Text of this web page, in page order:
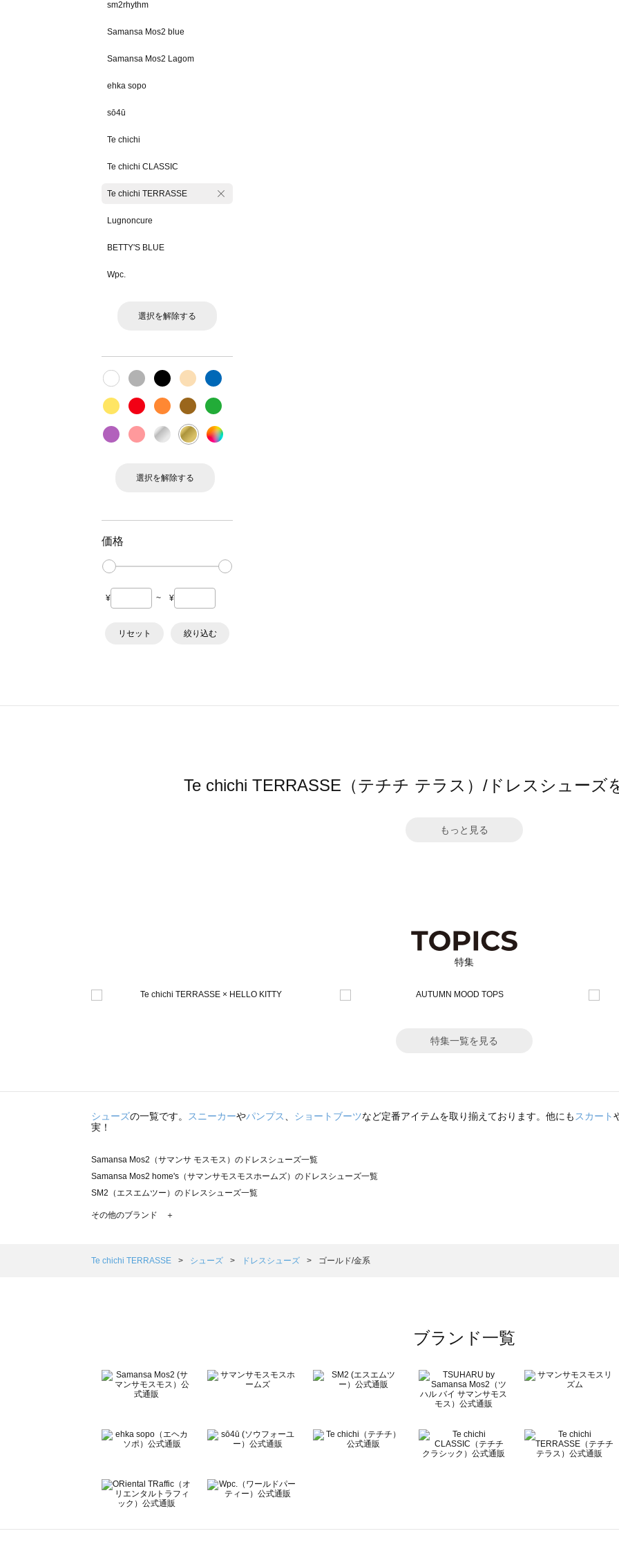
sm2rhythm
Samansa Mos2 blue
Samansa Mos2 Lagom
ehka sopo
sō4ū
Te chichi
Te chichi CLASSIC
Te chichi TERRASSE
Lugnoncure
BETTY'S BLUE
Wpc.
選択を解除する
選択を解除する
価格
¥ ~ ¥
リセット 絞り込む
Te chichi TERRASSE（テチチ テラス）/ドレスシューズ
もっと見る
特集
特集一覧を見る
シューズの一覧です。 スニーカーやパンプス ショートブーツなど定番アイテムを取り揃えております。他にも スカート
実！
Samansa Mos2（サマンサ モスモス）のドレスシューズ一覧
Samansa Mos2 home's（サマンサモスモスホームズ）のドレスシューズ一覧
SM2（エスエムツー）のドレスシューズ一覧
TSUHARU by Samansa Mos2（ツハルバイサマンサモスモス）のドレスシューズ一覧
Samansa Mos2 Lagom（サマンサモスモス ラーゴム）のドレスシューズ一覧
BETTY'S BLUE（べティーズブルー）のドレスシューズ一覧
Wpc.（ワールドパーティー）のドレスシューズ一覧
その他のブランド ＋
Te chichi TERRASSE シューズ ドレスシューズ ゴールド/金系
ブランド一覧